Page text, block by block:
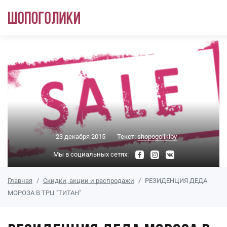
23 декабря 2015 Текст: shopogolikiby
Мы в социальных сетях:
Главная Скидки, акции и распродажи
РЕЗИДЕНЦИЯ ДЕДА
МОРОЗА В ТРЦ "ТИТАН"